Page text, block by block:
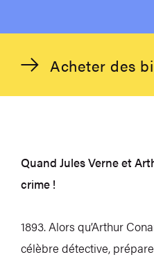
Acheter des
Quand Jules Verne et
crime !
1893. Alors qu’Arthur
célèbre détective,